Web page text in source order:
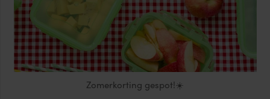
Zomerkorting gespot!☀️